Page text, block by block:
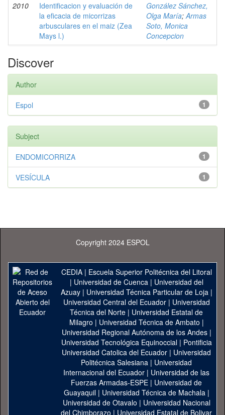
2010
Identificacion y evaluación de
la eficacia de micorrizas
arbusculares en el maiz (Zea
Mays l.)
González Sánchez,
Olga María;Armas
Soto, Monica
Concepcion
Discover
Author
1
Espol
Subject
1
ENDOMICORRIZA
1
VESÍCULA
Copyright 2024 ESPOL
CEDIA| Escuela Superior Politécnica del Litoral
| Universidad de Cuenca| Universidad del
Azuay| Universidad Técnica Particular de Loja|
Universidad Central del Ecuador| Universidad
Técnica del Norte | Universidad Estatal de
Milagro | Universidad Técnica de Ambato |
Universidad Regional Autónoma de los Andes|
Universidad Tecnológica Equinoccial| Pontificia
Universidad Catolica del Ecuador | Universidad
Politécnica Salesiana | Universidad
Internacional del Ecuador | Universidad de las
Fuerzas Armadas-ESPE | Universidad de
Guayaquil| Universidad Técnica de Machala|
Universidad de Otavalo | Universidad Nacional
del Chimborazo | Universidad Estatal de Bolivar